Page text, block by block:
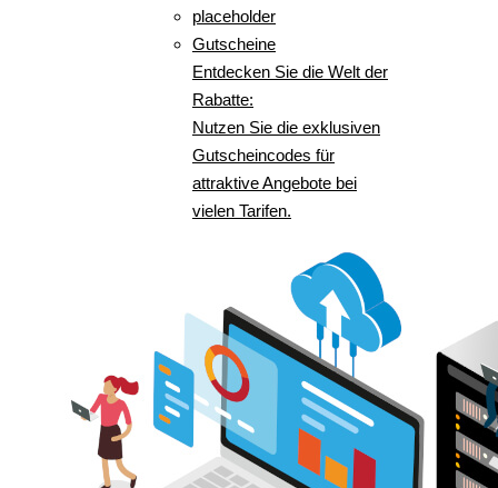
placeholder
Gutscheine
Entdecken Sie die Welt der
Rabatte:
Nutzen Sie die exklusiven
Gutscheincodes für
attraktive Angebote bei
vielen Tarifen.